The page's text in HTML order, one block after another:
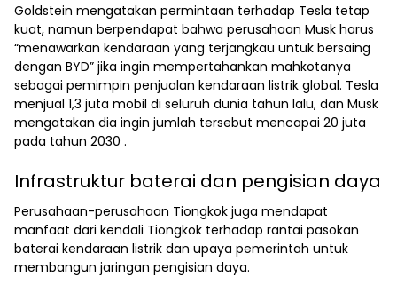
Goldstein mengatakan permintaan terhadap Tesla tetap
kuat, namun berpendapat bahwa perusahaan Musk harus
“menawarkan kendaraan yang terjangkau untuk bersaing
dengan BYD” jika ingin mempertahankan mahkotanya
sebagai pemimpin penjualan kendaraan listrik global. Tesla
menjual 1,3 juta mobil di seluruh dunia tahun lalu, dan Musk
mengatakan dia ingin jumlah tersebut mencapai 20 juta
pada tahun 2030 .
Infrastruktur baterai dan pengisian daya
Perusahaan-perusahaan Tiongkok juga mendapat
manfaat dari kendali Tiongkok terhadap rantai pasokan
baterai kendaraan listrik dan upaya pemerintah untuk
membangun jaringan pengisian daya.